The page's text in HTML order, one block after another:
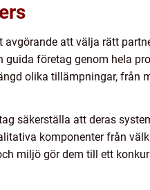
att välja rätt
guida företag genom hela
olika tillämpningar, från
säkerställa att deras
komponenter från
miljö gör dem till ett